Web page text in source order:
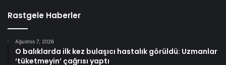
Rastgele Haberler
Ağustos 7, 2026
O balıklarda ilk kez bulaşıcı hastalık görüldü: Uzmanlar
‘tüketmeyin’ çağrısı yaptı